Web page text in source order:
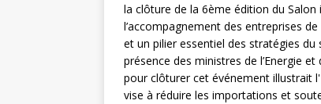
la clôture de la 6ème édition du Salon
l’accompagnement des entreprises
et un pilier essentiel des stratégies
présence des ministres de l’Energie
pour clôturer cet événement illustrait
vise à réduire les importations et